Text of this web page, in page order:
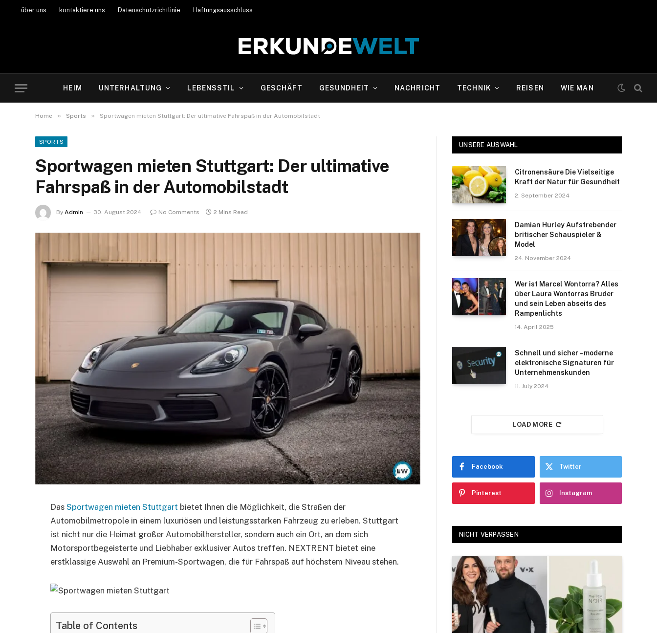
über uns kontaktiere uns Datenschutzrichtlinie Haftungsausschluss
HEIM UNTERHALTUNG LEBENSSTIL GESCHÄFT GESUNDHEIT NACHRICHT TECHNIK REISEN WIE MAN
Home » Sports » Sportwagen mieten Stuttgart: Der ultimative Fahrspaß in der Automobilstadt
SPORTS
Sportwagen mieten Stuttgart: Der ultimative
Fahrspaß in der Automobilstadt
By Admin 30. August 2024 No Comments 2 Mins Read
Das Sportwagen mieten Stuttgart bietet Ihnen die Möglichkeit, die Straßen der
Automobilmetropole in einem luxuriösen und leistungsstarken Fahrzeug zu erleben. Stuttgart
ist nicht nur die Heimat großer Automobilhersteller, sondern auch ein Ort, an dem sich
Motorsportbegeisterte und Liebhaber exklusiver Autos treffen. NEXTRENT bietet eine
erstklassige Auswahl an Premium-Sportwagen, die für Fahrspaß auf höchstem Niveau stehen.
Table of Contents
UNSERE AUSWAHL
Citronensäure Die Vielseitige
Kraft der Natur für Gesundheit
2. September 2024
Damian Hurley Aufstrebender
britischer Schauspieler &
Model
24. November 2024
Wer ist Marcel Wontorra? Alles
über Laura Wontorras Bruder
und sein Leben abseits des
Rampenlichts
14. April 2025
Schnell und sicher – moderne
elektronische Signaturen für
Unternehmenskunden
11. July 2024
LOAD MORE
Facebook Twitter
Pinterest Instagram
NICHT VERPASSEN